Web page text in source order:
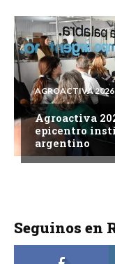
AGROACTIVA 2026
Agroactiva
epicentro
argentino
Seguinos en